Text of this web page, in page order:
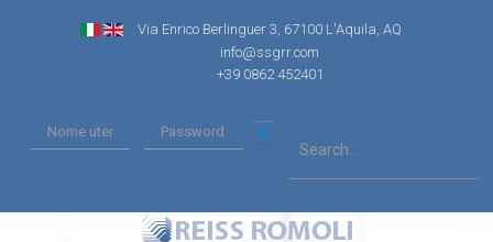
Via Enrico Berlinguer 3, 67100 L'Aquila, AQ
info@ssgrr.com
+39 0862 452401